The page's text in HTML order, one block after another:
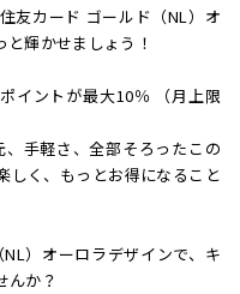
友カード ゴールド（NL）オ
輝かせましょう！
イントが最大10％ （月上限
手軽さ、全部そろったこの
しく、もっとお得になること
）オーロラデザインで、キ
んか？